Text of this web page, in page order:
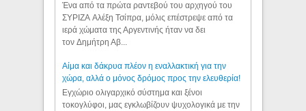
Ένα από τα πρώτα ραντεβού του αρχηγού του
ΣΥΡΙΖΑ Αλέξη Τσίπρα, μόλις επέστρεψε από τα
ιερά χώματα της Αργεντινής ήταν να δει
τον Δημήτρη Αβ...
Αίμα και δάκρυα πλέον η εναλλακτική για την
χώρα, αλλά ο μόνος δρόμος προς την ελευθερία!
Εγχώριο ολιγαρχικό σύστημα και ξένοι
τοκογλύφοι, μας εγκλωβίζουν ψυχολογικά με την